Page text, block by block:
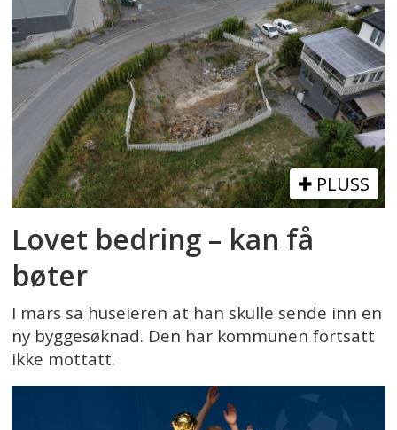
PLUSS
Lovet bedring – kan få
bøter
I mars sa huseieren at han skulle sende inn en
ny byggesøknad. Den har kommunen fortsatt
ikke mottatt.